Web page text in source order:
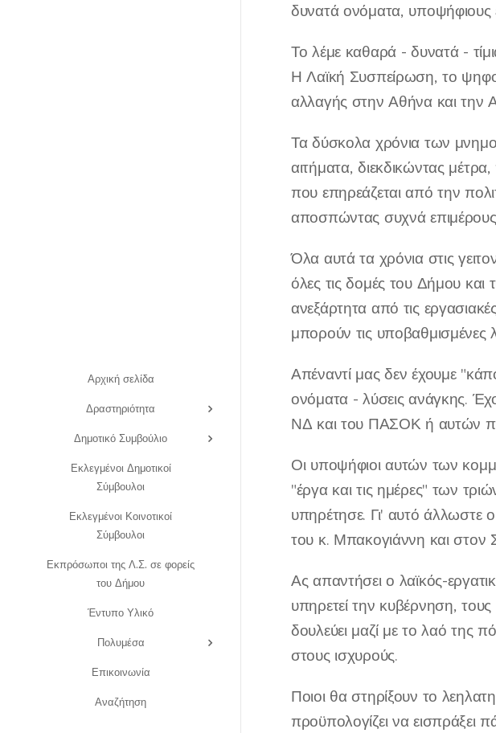
Αρχική σελίδα
Δραστηριότητα
Δημοτικό Συμβούλιο
Εκλεγμένοι Δημοτικοί
Σύμβουλοι
Εκλεγμένοι Κοινοτικοί
Σύμβουλοι
Εκπρόσωποι της Λ.Σ. σε φορείς
του Δήμου
Έντυπο Υλικό
Πολυμέσα
Επικοινωνία
Αναζήτηση
δυνατά ονόματα, υποψήφιους
Το λέμε καθαρά - δυνατά -
Η Λαϊκή Συσπείρωση, το
αλλαγής στην Αθήνα και την
Τα δύσκολα χρόνια των
αιτήματα, διεκδικώντας
που επηρεάζεται από την
αποσπώντας συχνά επιμέρους
Όλα αυτά τα χρόνια στις
όλες τις δομές του Δήμου και
ανεξάρτητα από τις
μπορούν τις υποβαθμισμένες
Απέναντί μας δεν έχουμε
ονόματα - λύσεις ανάγκης.
ΝΔ και του ΠΑΣΟΚ ή αυτών
Οι υποψήφιοι αυτών των
"έργα και τις ημέρες" των
υπηρέτησε. Γι' αυτό άλλωστε
του κ. Μπακογιάννη και στον
Ας απαντήσει ο λαϊκός-
υπηρετεί την κυβέρνηση,
δουλεύει μαζί με το λαό της
στους ισχυρούς.
Ποιοι θα στηρίξουν το
προϋπολογίζει να